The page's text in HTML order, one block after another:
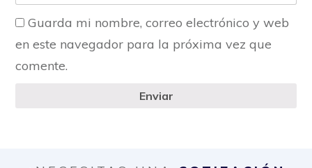
Guarda mi nombre, correo electrónico y web
en este navegador para la próxima vez que
comente.
Enviar